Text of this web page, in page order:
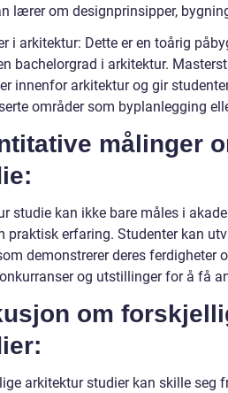
lærer om designprinsipper,
i arkitektur: Dette er en toårig
bachelorgrad i arkitektur.
innenfor arkitektur og gir
områder som byplanlegging
målinger
studie kan ikke bare måles i
praktisk erfaring. Studenter kan
demonstrerer deres ferdigheter
og utstillinger for å få
om
arkitektur studier kan skille seg